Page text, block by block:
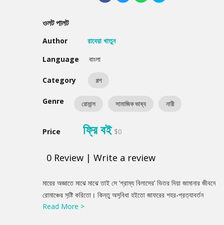
ওলট পালট
Author
রাবেয়া খাতুন
Language
বাংলা
Category গল্প
Genre রোমান্স সামাজিক ভাষ্য নারী
Price ফ্রি বই $0
0 Review | Write a review
Summery
মায়ের অজ্ঞাতে মাঝে মাঝে তাই সে ‘গ্রাম্য বিলাসের’ ভিতর দিয়া জামানার জীবনে
রোমাঞ্চের সৃষ্টি করিতো। কিন্তু অসুবিধা হইতো জাফরের শহর-প্রত্যাবর্তন
কালে। তাহার গমনোদ্যত গতিতে বাধা দিয়া জামানা যখন বলিতো তোমার সঙ্গে
Read More >